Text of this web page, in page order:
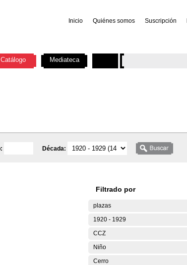
Inicio Quiénes somos Suscripción
Década:
Filtrado por
plazas
1920 - 1929
CCZ
Niño
Cerro
Catálogo Mediateca